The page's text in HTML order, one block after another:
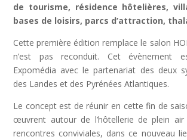
de tourisme, résidence hôtelières,
bases de loisirs, parcs d’attraction,
Cette première édition remplace le salon
n’est pas reconduit. Cet évènement
Expomédia avec le partenariat des deux
des Landes et des Pyrénées Atlantiques.
Le concept est de réunir en cette fin de
œuvrent autour de l’hôtellerie de plein
rencontres conviviales, dans ce nouveau